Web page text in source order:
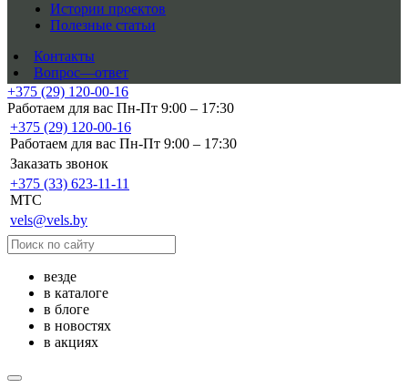
Истории проектов
Полезные статьи
Контакты
Вопрос—ответ
+375 (29) 120-00-16
Работаем для вас Пн-Пт 9:00 – 17:30
+375 (29) 120-00-16
Работаем для вас Пн-Пт 9:00 – 17:30
Заказать звонок
+375 (33) 623-11-11
MTC
vels@vels.by
везде
в каталоге
в блоге
в новостях
в акциях